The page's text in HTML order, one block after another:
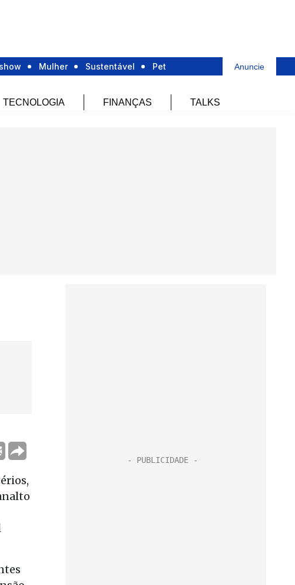
Mulher Sustentável Pet Anuncie
TECNOLOGIA FINANÇAS TALKS